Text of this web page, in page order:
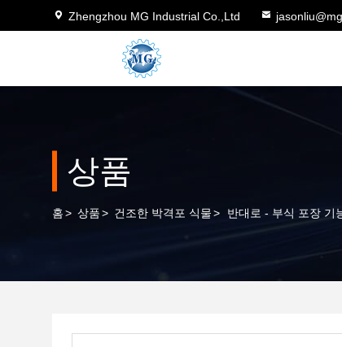
Zhengzhou MG Industrial Co.,Ltd
상품
홈> 상품> 건조한 박격포 식물> 반대로 - 부식 포장 기